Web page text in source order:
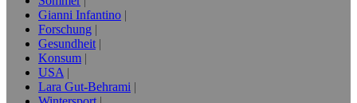
Gianni Infantino
Forschung
Gesundheit
Konsum
USA
Lara Gut-Behrami